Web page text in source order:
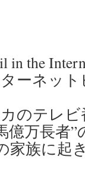
in the
ーネッ
のテレビ
億万長者”
家族に起